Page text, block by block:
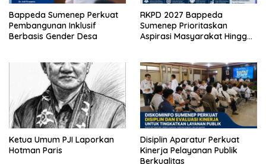
Bappeda Sumenep Perkuat
Pembangunan Inklusif
Berbasis Gender Desa
RKPD 2027 Bappeda
Sumenep Prioritaskan
Aspirasi Masyarakat Hingga
Ketua Umum PJI Laporkan
Hotman Paris
Disiplin Aparatur Perkuat
Kinerja Pelayanan Publik
Berkualitas